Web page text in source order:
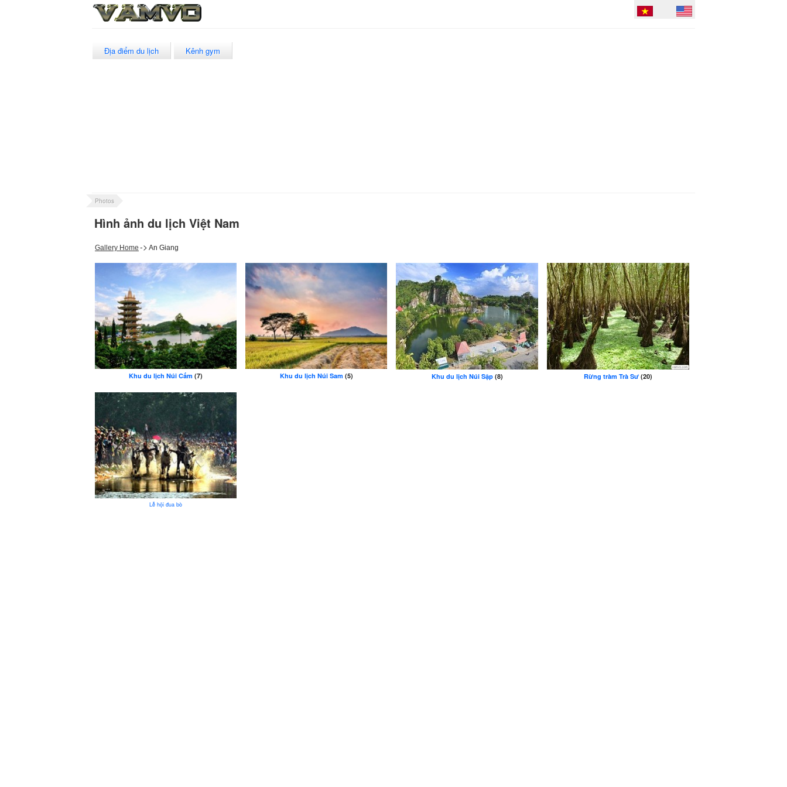
Địa điểm du lịch Kênh gym
Photos
Hình ảnh du lịch Việt Nam
Gallery Home -> An Giang
Khu du lịch Núi Cấm (7) Khu du lịch Núi Sam (5) Khu du lịch Núi Sập(8) Rừng tràm Trà Sư (20)
Lễ hội đua bò